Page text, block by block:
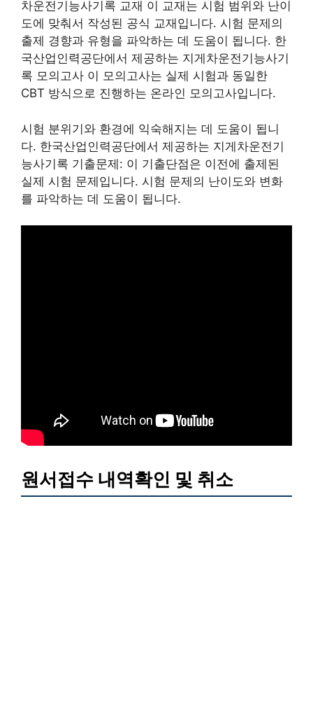
차운전기능사기록 교재 이 교재는 시험 범위와 난이
도에 맞춰서 작성된 공식 교재입니다. 시험 문제의
출제 경향과 유형을 파악하는 데 도움이 됩니다. 한
국산업인력공단에서 제공하는 지게차운전기능사기
록 모의고사 이 모의고사는 실제 시험과 동일한
CBT 방식으로 진행하는 온라인 모의고사입니다.
시험 분위기와 환경에 익숙해지는 데 도움이 됩니
다. 한국산업인력공단에서 제공하는 지게차운전기
능사기록 기출문제: 이 기출단점은 이전에 출제된
실제 시험 문제입니다. 시험 문제의 난이도와 변화
를 파악하는 데 도움이 됩니다.
원서접수 내역확인 및 취소